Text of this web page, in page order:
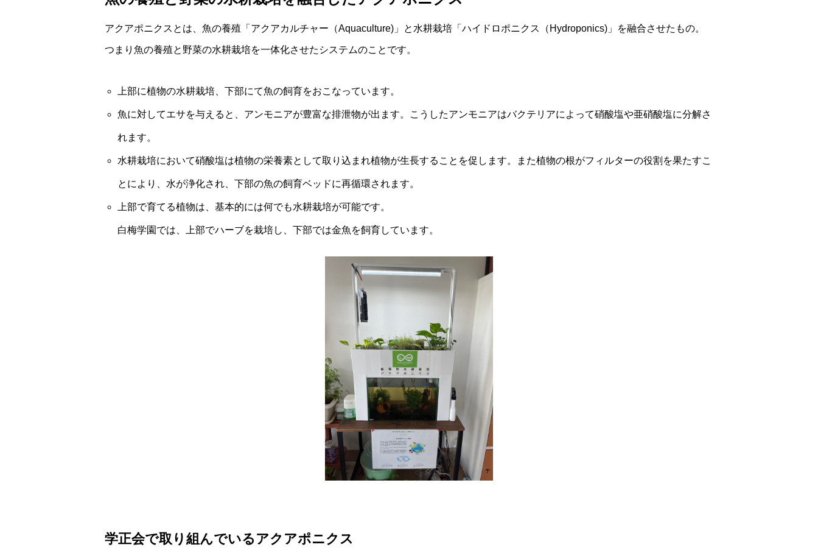
アクアポニクスとは、魚の養殖「アクアカルチャー（Aquaculture)」と水耕栽培「ハイドロポニクス（Hydroponics)」を融合させたもの。
つまり魚の養殖と野菜の水耕栽培を一体化させたシステムのことです。
上部に植物の水耕栽培、下部にて魚の飼育をおこなっています。
魚に対してエサを与えると、アンモニアが豊富な排泄物が出ます。こうしたアンモニアはバクテリアによって硝酸塩や亜硝酸塩に分解さ
れます。
水耕栽培において硝酸塩は植物の栄養素として取り込まれ植物が生長することを促します。また植物の根がフィルターの役割を果たすこ
とにより、水が浄化され、下部の魚の飼育ベッドに再循環されます。
上部で育てる植物は、基本的には何でも水耕栽培が可能です。
白梅学園では、上部でハーブを栽培し、下部では金魚を飼育しています。
学正会で取り組んでいるアクアポニクス